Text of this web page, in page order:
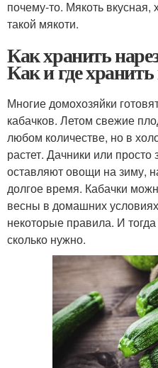
почему-то. Мякоть
такой мякоти.
Как хранить
Как и где
Многие домохозяйки
кабачков. Летом свежие
любом количестве, но в
растет. Дачники или
оставляют овощи на зиму,
долгое время. Кабачки
весны в домашних
некоторые правила. И
сколько нужно.